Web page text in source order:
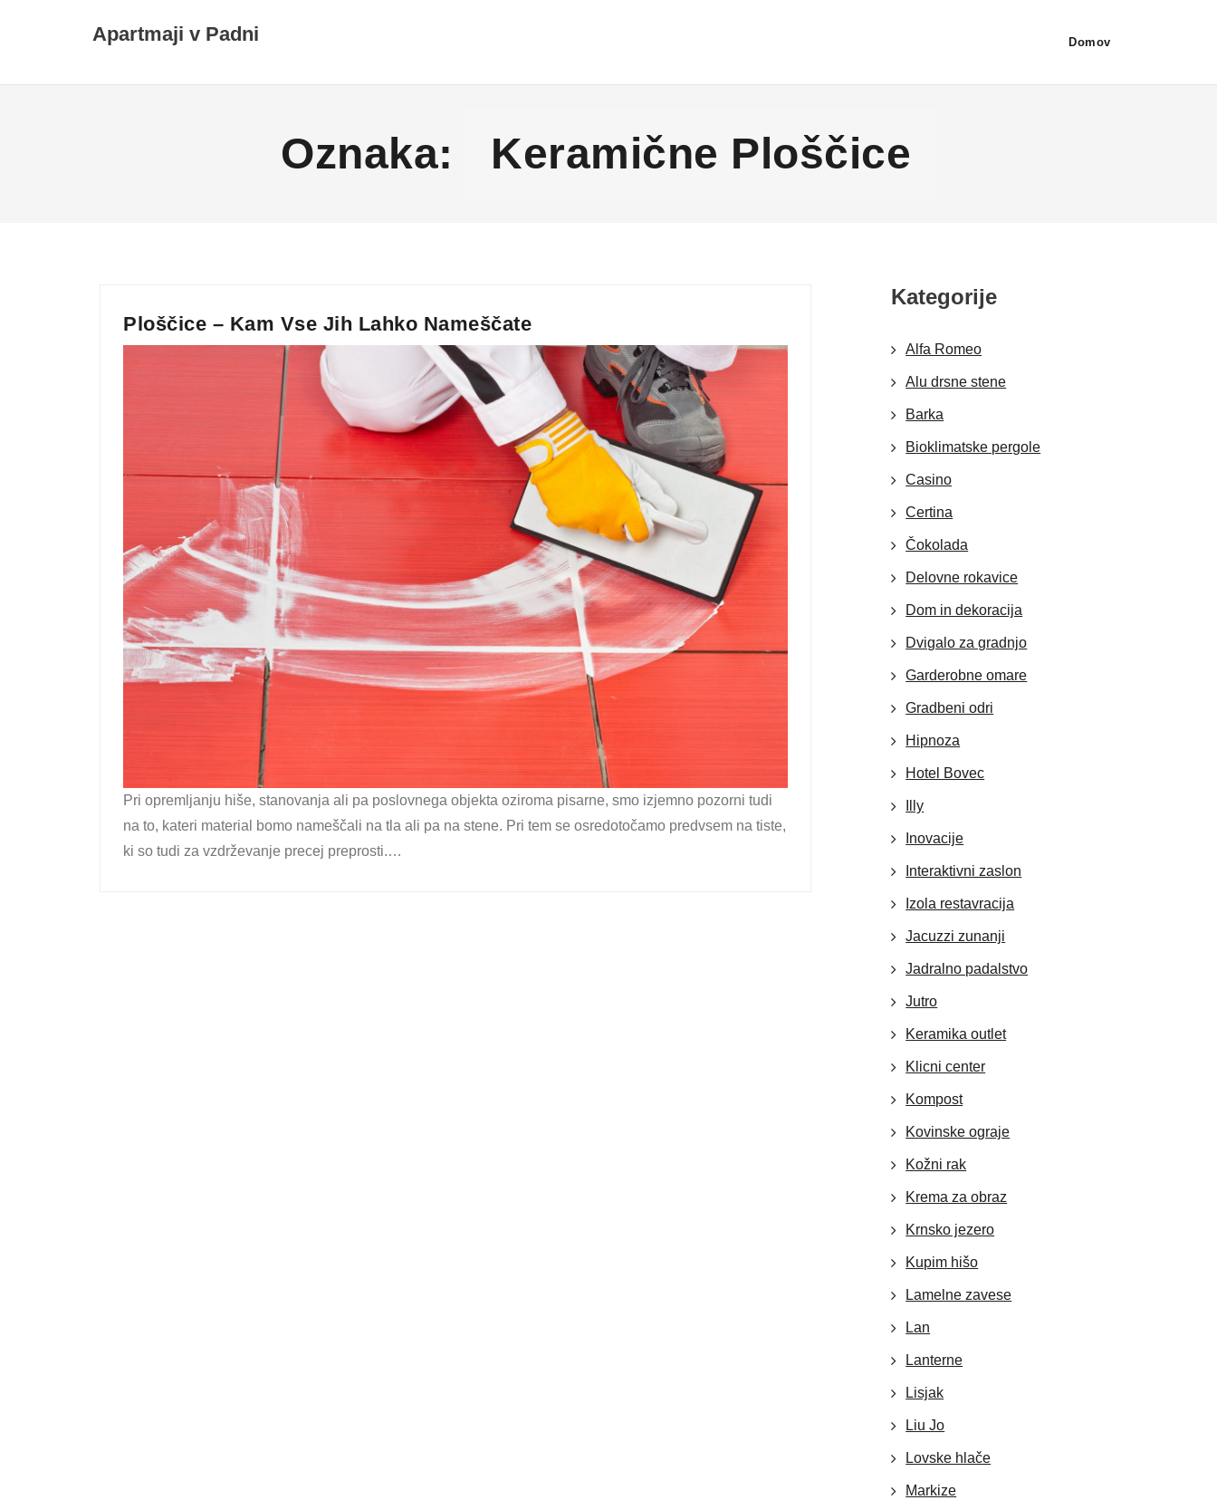
Apartmaji v Padni Domov
Oznaka: Keramične Ploščice
Ploščice – Kam Vse Jih Lahko Nameščate
Pri opremljanju hiše, stanovanja ali pa poslovnega objekta oziroma pisarne, smo izjemno pozorni tudi
na to, kateri material bomo nameščali na tla ali pa na stene. Pri tem se osredotočamo predvsem na tiste,
ki so tudi za vzdrževanje precej preprosti.…
Kategorije
Alfa Romeo
Alu drsne stene
Barka
Bioklimatske pergole
Casino
Certina
Čokolada
Delovne rokavice
Dom in dekoracija
Dvigalo za gradnjo
Garderobne omare
Gradbeni odri
Hipnoza
Hotel Bovec
Illy
Inovacije
Interaktivni zaslon
Izola restavracija
Jacuzzi zunanji
Jadralno padalstvo
Jutro
Keramika outlet
Klicni center
Kompost
Kovinske ograje
Kožni rak
Krema za obraz
Krnsko jezero
Kupim hišo
Lamelne zavese
Lan
Lanterne
Lisjak
Liu Jo
Lovske hlače
Markize